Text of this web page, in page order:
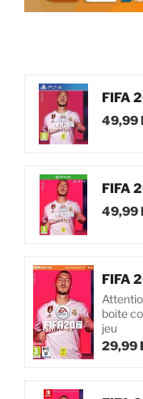
FIFA
49,99
FIFA
49,99
boite
jeu
29,99